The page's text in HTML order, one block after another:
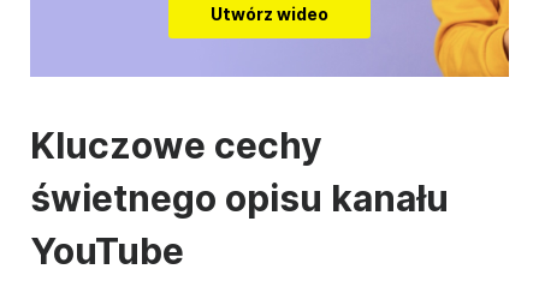
Utwórz wideo
Kluczowe cechy
świetnego opisu kanału
YouTube